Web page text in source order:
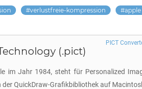
verlustfreie-kompression apple
(.pict)
im Jahr 1984, steht für Personalized
QuickDraw-Grafikbibliothek auf
PICT